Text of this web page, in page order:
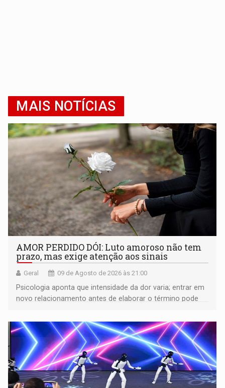
MAIS NOTÍCIAS
AMOR PERDIDO DÓI: Luto amoroso não tem
prazo, mas exige atenção aos sinais
Geral 09 de Agosto de 2026 às 21:00
Psicologia aponta que intensidade da dor varia; entrar em
novo relacionamento antes de elaborar o término pode